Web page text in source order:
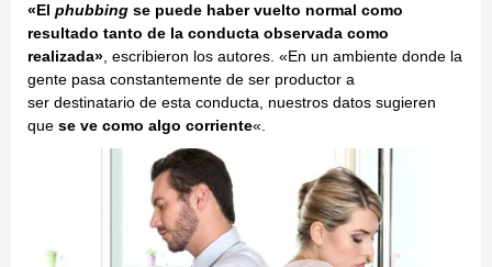
«El phubbing se puede haber vuelto normal como
resultado tanto de la conducta observada como
realizada», escribieron los autores. «En un ambiente donde la
gente pasa constantemente de ser productor a
ser destinatario de esta conducta, nuestros datos sugieren
que se ve como algo corriente«.